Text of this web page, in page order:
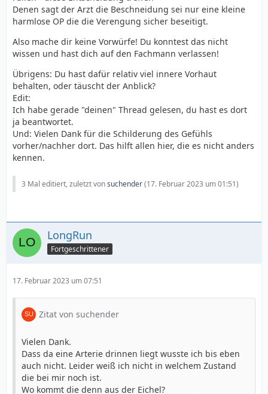
Denen sagt der Arzt die Beschneidung sei nur eine kleine
harmlose OP die die Verengung sicher beseitigt.
Also mache dir keine Vorwürfe! Du konntest das nicht
wissen und hast dich auf den Fachmann verlassen!
Übrigens: Du hast dafür relativ viel innere Vorhaut
behalten, oder täuscht der Anblick?
Edit:
Ich habe gerade "deinen" Thread gelesen, du hast es dort
ja beantwortet.
Und: Vielen Dank für die Schilderung des Gefühls
vorher/nachher dort. Das hilft allen hier, die es nicht anders
kennen.
3 Mal editiert, zuletzt vonsuchender(17. Februar 2023 um 01:51)
LongRun
Fortgeschrittener
17. Februar 2023 um 07:51
Zitat von suchender
Vielen Dank.
Dass da eine Arterie drinnen liegt wusste ich bis eben
auch nicht. Leider weiß ich nicht in welchem Zustand
die bei mir noch ist.
Wo kommt die denn aus der Eichel?